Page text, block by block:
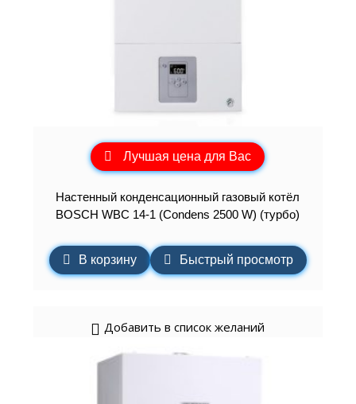
Лучшая цена для Вас
Настенный конденсационный газовый котёл
BOSCH WBC 14-1 (Condens 2500 W) (турбо)
В корзину Быстрый просмотр
Добавить в список желаний